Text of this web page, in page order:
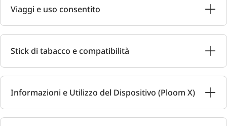
Viaggi e uso consentito
Stick di tabacco e compatibilità
Informazioni e Utilizzo del Dispositivo (Ploom X)